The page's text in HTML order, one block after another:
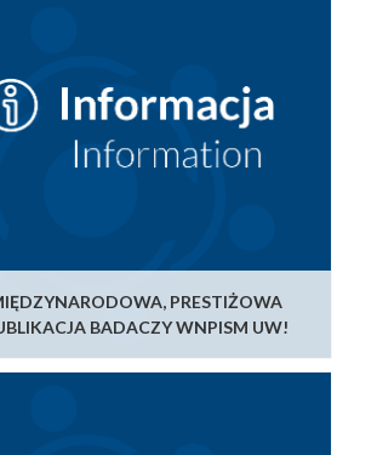
PRESTIŻOWA
BADACZY WNPISM UW!